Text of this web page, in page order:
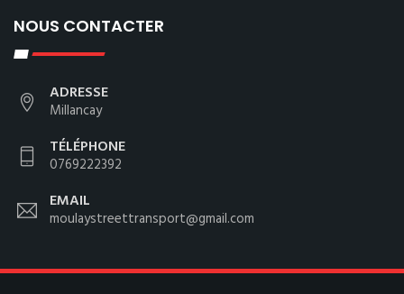
NOUS CONTACTER
ADRESSE
Millancay
TÉLÉPHONE
0769222392
EMAIL
moulaystreettransport@gmail.com